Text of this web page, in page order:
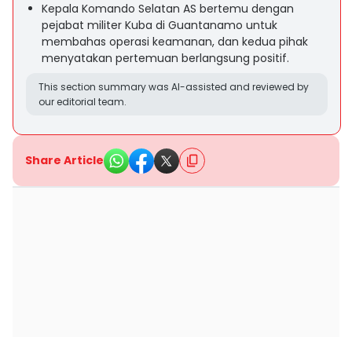
Kepala Komando Selatan AS bertemu dengan
pejabat militer Kuba di Guantanamo untuk
membahas operasi keamanan, dan kedua pihak
menyatakan pertemuan berlangsung positif.
This section summary was AI-assisted and reviewed by
our editorial team.
Share Article